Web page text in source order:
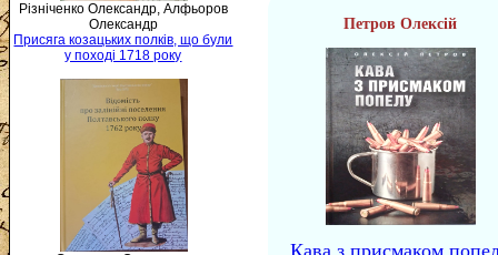
Різніченко Олександр, Алфьоров
Олександр
Присяга козацьких полків, що були
у поході 1718 року
Петров Олексій
Кава з присмаком